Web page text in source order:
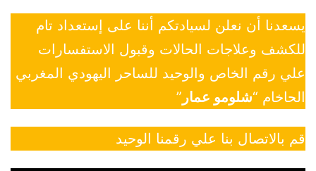
يسعدنا أن نعلن لسيادتكم أننا على إستعداد تام
للكشف وعلاجات الحالات وقبول الاستفسارات
علي رقم الخاص والوحيد للساحر اليهودي المغربي
الحاخام “شلومو عمار ”
قم بالاتصال بنا علي رقمنا الوحيد